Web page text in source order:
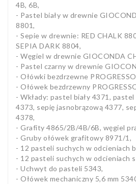
4B, 6B,
- Pastel biały w drewnie
8801,
- Sepie w drewnie: RED CHALK
SEPIA DARK 8804,
- Węgiel w drewnie GIOCONDA
- Pastel czarny w drewnie
- Ołówki bezdrzewne
- Ołówek bezdrzewny
- Wkłady: pastel biały 4371,
4373, sepię jasnobrązową 4377,
4378,
- Grafity 4865/2B/4B/6B, węgiel
- Gruby ołówek grafitowy 8971/1,
- 12 pasteli suchych w odcieniach
- 12 pasteli suchych w odcieniach
- Uchwyt do pasteli 5343,
- Ołówek mechaniczny 5,6 mm